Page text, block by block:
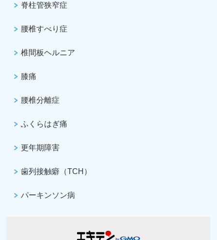
脊柱管狭窄症
腰椎すべり症
椎間板ヘルニア
膝痛
腰椎分離症
ふくらはぎ痛
更年期障害
歯列接触癖（TCH）
パーキンソン病